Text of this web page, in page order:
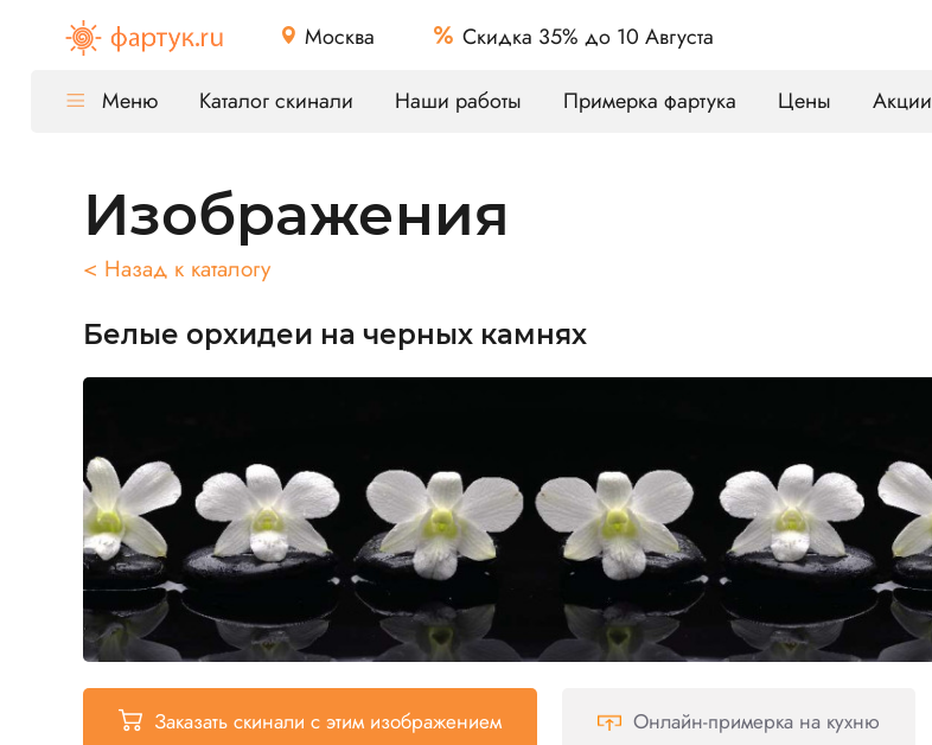
Москва Скидка 35% до 10 Августа
Меню Каталог скинали Наши работы Примерка фартука Цены Акции
Изображения
< Назад к каталогу
Белые орхидеи на черных камнях
Заказать скинали с этим изображением Онлайн-примерка на кухню